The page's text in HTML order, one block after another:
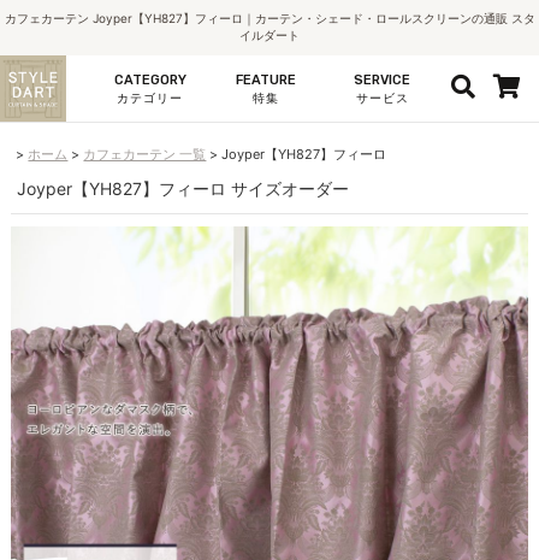
カフェカーテン Joyper【YH827】フィーロ｜カーテン・シェード・ロールスクリーンの通販 スタ
イルダート
CATEGORY
カテゴリー
FEATURE
特集
SERVICE
サービス
ホーム カフェカーテン 一覧 Joyper【YH827】フィーロ
Joyper【YH827】フィーロ サイズオーダー